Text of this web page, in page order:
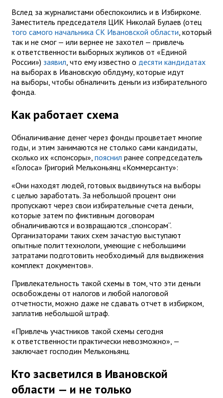
Вслед за журналистами обеспокоились и в Избиркоме.
Заместитель председателя ЦИК Николай Булаев (отец
того самого начальника СК Ивановской области, который
так и не смог — или вернее не захотел — привлечь
к ответственности выборных жуликов от «Единой
России») заявил, что ему известно о десяти кандидатах
на выборах в Ивановскую облдуму, которые идут
на выборы, чтобы обналичить деньги из избирательного
фонда.
Как работает схема
Обналичивание денег через фонды процветает многие
годы, и этим занимаются не столько сами кандидаты,
сколько их «спонсоры», пояснил ранее сопредседатель
«Голоса» Григорий Мельконьянц «Коммерсанту»:
«Они находят людей, готовых выдвинуться на выборы
с целью заработать. За небольшой процент они
пропускают через свои избирательные счета деньги,
которые затем по фиктивным договорам
обналичиваются и возвращаются „спонсорам“.
Организаторами таких схем зачастую выступают
опытные политтехнологи, умеющие с небольшими
затратами подготовить необходимый для выдвижения
комплект документов».
Привлекательность такой схемы в том, что эти деньги
освобождены от налогов и любой налоговой
отчетности, можно даже не сдавать отчет в избирком,
заплатив небольшой штраф.
«Привлечь участников такой схемы сегодня
к ответственности практически невозможно», —
заключает господин Мельконьянц.
Кто засветился в Ивановской
области — и не только